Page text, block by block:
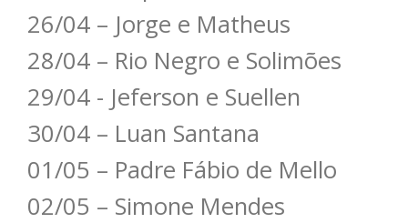
26/04 – Jorge e Matheus
28/04 – Rio Negro e Solimões
29/04 - Jeferson e Suellen
30/04 – Luan Santana
01/05 – Padre Fábio de Mello
02/05 – Simone Mendes